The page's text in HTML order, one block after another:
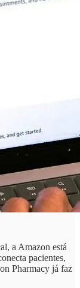
a Amazon está
pacientes,
Pharmacy já faz